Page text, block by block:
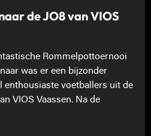
de JO8 van VIOS
Rommelpottoernooi
was er een bijzonder
enthousiaste voetballers uit de
VIOS Vaassen. Na de